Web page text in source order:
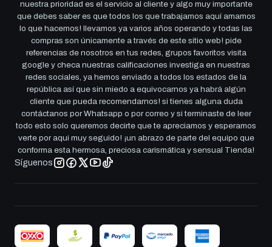
nuestra prioridad es el servicio al cliente y algo muy importante
que debes saber es que todos los que trabajamos aquí amamos
lo que hacemos! llevamos ya varios años operando y todas las
compras son únicamente a través de este sitio web! pide
referencias de nosotros en tus redes, grupos favoritos visita
google y checa nuestras calificaciones investiga en nuestras
redes sociales, ya hemos enviado a todos los estados de la
república así que sin miedo a equivocarnos ya habrá algún
cliente que pueda recomendarnos! si tienes alguna duda
contáctanos por Whatsapp o por correo y si terminaste de leer
todo esto solo queremos decirte que te apreciamos y esperamos
verte por aqui muy seguido! ¡un abrazo de parte del equipo que
conforma esta hermosa, preciosa carismática y sensual Tienda!
Síguenos